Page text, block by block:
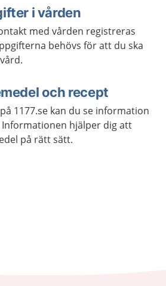
i vården
med vården registreras
behövs för att du ska
och recept
1177.se kan du se information
Informationen hjälper dig att
på rätt sätt.